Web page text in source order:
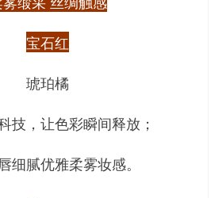
宝石红
琥珀橘
技，让色彩瞬间释放；
细腻优雅柔雾妆感。